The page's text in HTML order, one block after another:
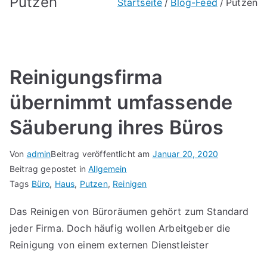
Reinigungsfirma
übernimmt umfassende
Säuberung ihres Büros
Von adminBeitrag veröffentlicht am Januar 20, 2020
Beitrag gepostet inAllgemein
Tags Büro, Haus, Putzen, Reinigen
Das Reinigen von Büroräumen gehört zum Standard
jeder Firma. Doch häufig wollen Arbeitgeber die
Reinigung von einem externen Dienstleister